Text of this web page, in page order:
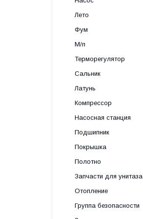
Лето
Фум
М/п
Терморегулятор
Сальник
Латунь
Компрессор
Насосная станция
Подшипник
Покрышка
Полотно
Запчасти для унитаза
Отопление
Группа безопасности